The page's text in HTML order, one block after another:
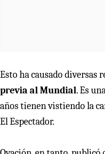
Esto ha causado diversas
previa al Mundial. Es
años tienen vistiendo la
El Espectador.